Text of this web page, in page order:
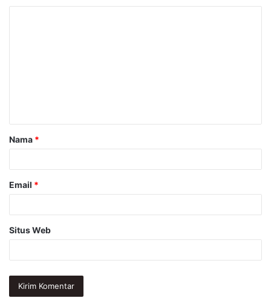
a
r
Nama *
Email *
Situs Web